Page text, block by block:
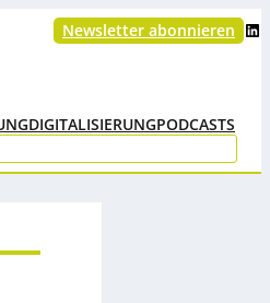
Newsletter abonnieren LinkedIn
DIGITALISIERUNGPODCASTS